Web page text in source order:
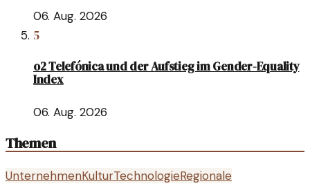
06. Aug. 2026
5
o2 Telefónica und der Aufstieg im Gender-Equality
Index
06. Aug. 2026
Themen
UnternehmenKulturTechnologieRegionale